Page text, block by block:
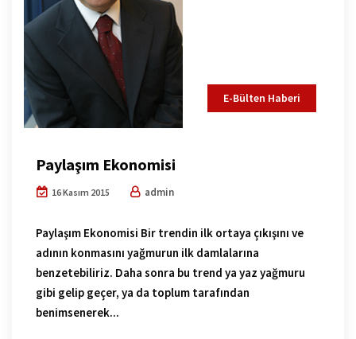
E-Bülten Haberi
Paylaşım Ekonomisi
16 Kasım 2015 admin
Paylaşım Ekonomisi Bir trendin ilk ortaya çıkışını ve
adının konmasını yağmurun ilk damlalarına
benzetebiliriz. Daha sonra bu trend ya yaz yağmuru
gibi gelip geçer, ya da toplum tarafından
benimsenerek...